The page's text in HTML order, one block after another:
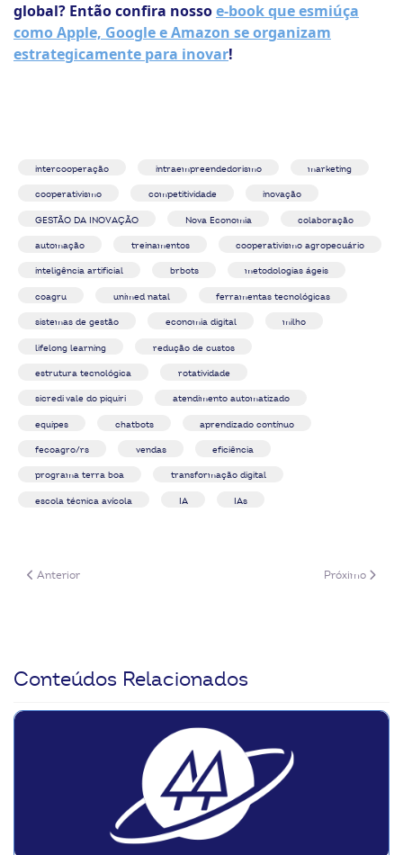
global? Então confira nossoe-book que esmiúça
como Apple, Google e Amazon se organizam
estrategicamente para inovar!
intercooperação intraempreendedorismo marketing
cooperativismo competitividade inovação
GESTÃO DA INOVAÇÃO Nova Economia colaboração
automação treinamentos cooperativismo agropecuário
inteligência artificial brbots metodologias ágeis
coagru unimed natal ferramentas tecnológicas
sistemas de gestão economia digital milho
lifelong learning redução de custos
estrutura tecnológica rotatividade
sicredi vale do piquiri atendimento automatizado
equipes chatbots aprendizado contínuo
fecoagro/rs vendas eficiência
programa terra boa transformação digital
escola técnica avícola IA IAs
Artigo anterior: Transformação cultural impulsiona a inovação nas
Anterior Próximo
Próximo
Conteúdos Relacionados